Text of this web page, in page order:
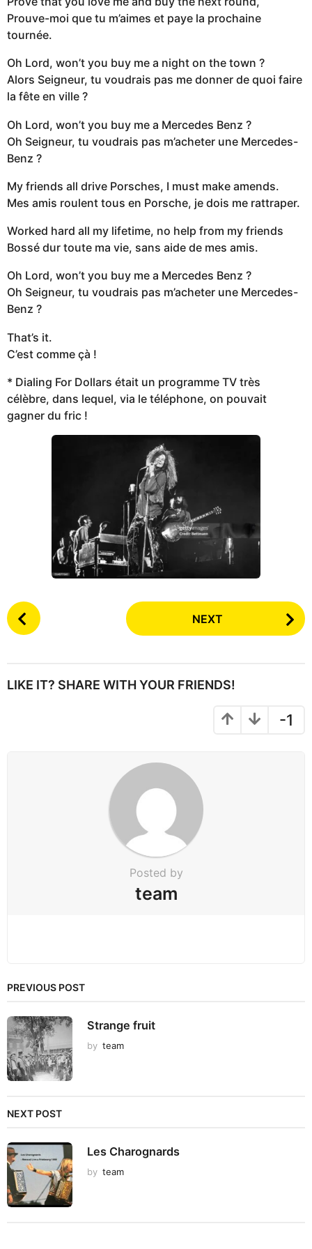
Prouve-moi que tu m’aimes et paye la prochaine
tournée.
Oh Lord, won’t you buy me a night on the town ?
Alors Seigneur, tu voudrais pas me donner de quoi faire
la fête en ville ?
Oh Lord, won’t you buy me a Mercedes Benz ?
Oh Seigneur, tu voudrais pas m’acheter une Mercedes-
Benz ?
My friends all drive Porsches, I must make amends.
Mes amis roulent tous en Porsche, je dois me rattraper.
Worked hard all my lifetime, no help from my friends
Bossé dur toute ma vie, sans aide de mes amis.
Oh Lord, won’t you buy me a Mercedes Benz ?
Oh Seigneur, tu voudrais pas m’acheter une Mercedes-
Benz ?
That’s it.
C’est comme çà !
* Dialing For Dollars était un programme TV très
célèbre, dans lequel, via le téléphone, on pouvait
gagner du fric !
P
o
P
NEXT
LIKE IT? SHARE WITH YOUR FRIENDS!
-1
Posted by
team
PREVIOUS POST
Strange fruit
by team
NEXT POST
Les Charognards
by team